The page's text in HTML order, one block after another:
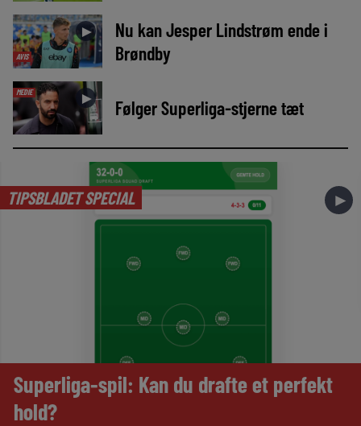
AVIS
►
Nu kan Jesper Lindstrøm ende i
Brøndby
MEDIE ► Følger Superliga-stjerne tæt
TIPSBLADET SPECIAL ►
Superliga-spil: Kan du drafte et perfekt
hold?